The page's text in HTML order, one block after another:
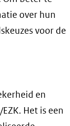
over hun
voor de
en
Het is een